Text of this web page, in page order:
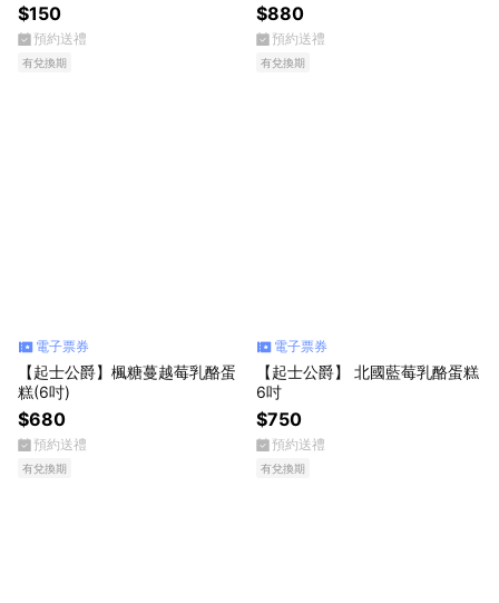
$150
預約送禮
有兌換期
$880
預約送禮
有兌換期
電子票券
【起士公爵】楓糖蔓越莓乳酪蛋
糕(6吋)
$680
預約送禮
有兌換期
電子票券
【起士公爵】 北國藍莓乳酪蛋糕
6吋
$750
預約送禮
有兌換期